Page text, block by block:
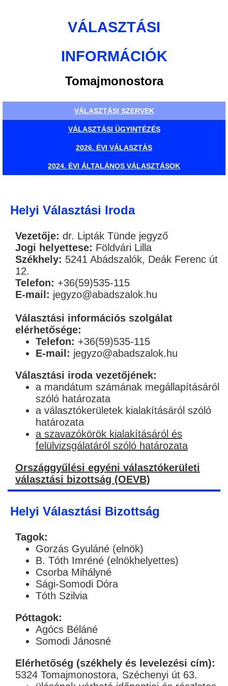
VÁLASZTÁSI
INFORMÁCIÓK
Tomajmonostora
VÁLASZTÁSI SZERVEK
VÁLASZTÁSI ÜGYINTÉZÉS
2026. ÉVI VÁLASZTÁS
2024. ÉVI ÁLTALÁNOS VÁLASZTÁSOK
Helyi Választási Iroda
Vezetője: dr. Lipták Tünde jegyző
Jogi helyettese: Földvári Lilla
Székhely: 5241 Abádszalók, Deák Ferenc út
12.
Telefon: +36(59)535-115
E-mail: jegyzo@abadszalok.hu
Választási információs szolgálat
elérhetősége:
Telefon: +36(59)535-115
E-mail: jegyzo@abadszalok.hu
Választási iroda vezetőjének:
a mandátum számának megállapításáról
szóló határozata
a választókerületek kialakításáról szóló
határozata
a szavazókörök kialakításáról és
felülvizsgálatáról szóló határozata
Országgyűlési egyéni választókerületi
választási bizottság (OEVB)
Helyi Választási Bizottság
Tagok:
Gorzás Gyuláné (elnök)
B. Tóth Imréné (elnökhelyettes)
Csorba Mihályné
Sági-Somodi Dóra
Tóth Szilvia
Póttagok:
Agócs Béláné
Somodi Jánosné
Elérhetőség (székhely és levelezési cím):
5324 Tomajmonostora, Széchenyi út 63.